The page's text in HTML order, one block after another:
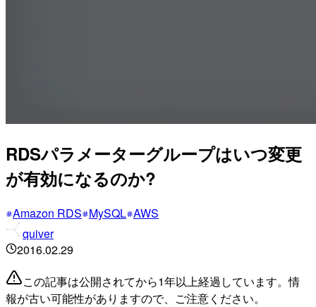
RDSパラメーターグループはいつ変更
が有効になるのか?
Amazon RDS MySQL AWS
quiver
2016.02.29
この記事は公開されてから1年以上経過しています。情
報が古い可能性がありますので、ご注意ください。